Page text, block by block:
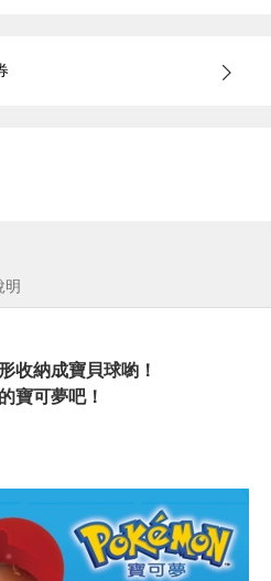
明
收納成寶貝球喲！
寶可夢吧！